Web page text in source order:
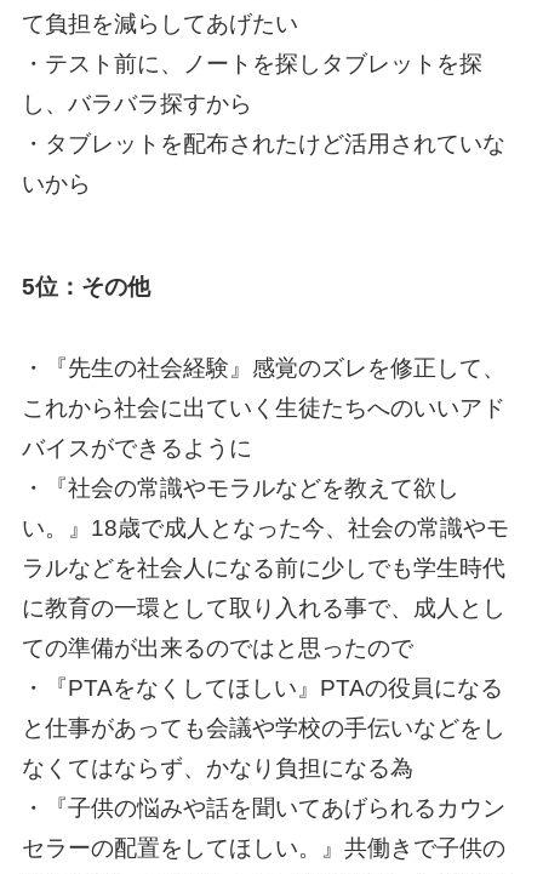
て負担を減らしてあげたい
・テスト前に、ノートを探しタブレットを探
し、バラバラ探すから
・タブレットを配布されたけど活用されていな
いから
5位：その他
・『先生の社会経験』感覚のズレを修正して、
これから社会に出ていく生徒たちへのいいアド
バイスができるように
・『社会の常識やモラルなどを教えて欲し
い。』18歳で成人となった今、社会の常識やモ
ラルなどを社会人になる前に少しでも学生時代
に教育の一環として取り入れる事で、成人とし
ての準備が出来るのではと思ったので
・『PTAをなくしてほしい』PTAの役員になる
と仕事があっても会議や学校の手伝いなどをし
なくてはならず、かなり負担になる為
・『子供の悩みや話を聞いてあげられるカウン
セラーの配置をしてほしい。』共働きで子供の